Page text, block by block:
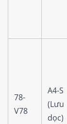
78-
V78
A4-S
(Lưu
dọc)